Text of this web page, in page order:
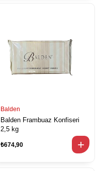
Balden
Balden Frambuaz Konfiseri
2,5 kg
₺674,90